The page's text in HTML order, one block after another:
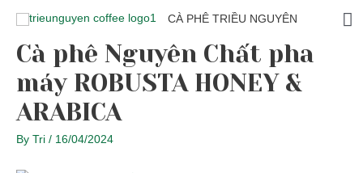
CÀ PHÊ TRIỀU NGUYÊN
Cà phê Nguyên Chất pha
máy ROBUSTA HONEY &
ARABICA
By Tri / 16/04/2024